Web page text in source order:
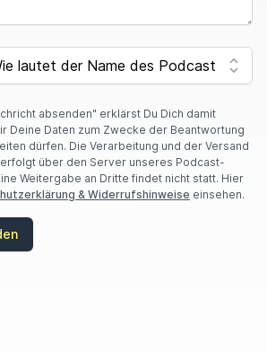
absenden" erklärst Du Dich damit
Deine Daten zum Zwecke der Beantwortung
dürfen. Die Verarbeitung und der Versand
über den Server unseres Podcast-
Weitergabe an Dritte findet nicht statt. Hier
& Widerrufshinweise einsehen.